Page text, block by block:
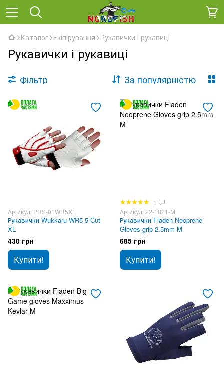
Каталог Екіпірування Рукавички і рукавиці
Рукавички і рукавиці
Фільтр За популярністю
Артикул: PRS-01WR5XL
Рукавички Wukkaru WR5 5 Cut
XL
430 грн
Купити!
1
Артикул: 22-1821-M
Рукавички Fladen Neoprene
Gloves grip 2.5mm M
685 грн
Купити!